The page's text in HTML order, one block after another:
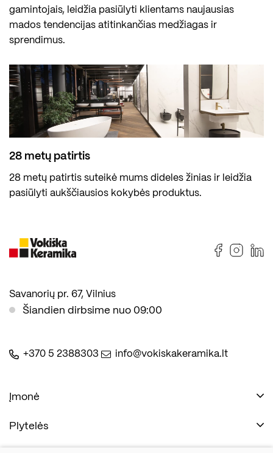
gamintojais, leidžia pasiūlyti klientams naujausias
mados tendencijas atitinkančias medžiagas ir
sprendimus.
28 metų patirtis
28 metų patirtis suteikė mums dideles žinias ir leidžia
pasiūlyti aukščiausios kokybės produktus.
Savanorių pr. 67, Vilnius
Šiandien dirbsime nuo 09:00
+370 5 2388303 info@vokiskakeramika.lt
Įmonė
Plytelės
Naudinga